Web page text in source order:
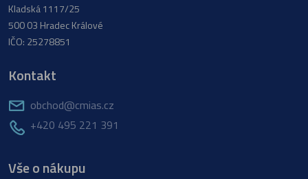
Kladská 1117/25
500 03 Hradec Králové
IČO: 25278851
Kontakt
obchod@cmias.cz
+420 495 221 391
Vše o nákupu